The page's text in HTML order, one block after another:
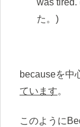
was tired.
た。)
becauseを中
ています。
このように